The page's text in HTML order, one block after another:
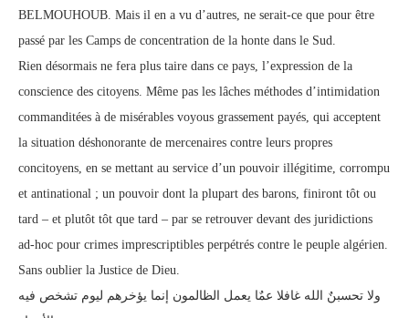
BELMOUHOUB. Mais il en a vu d’autres, ne serait-ce que pour être
passé par les Camps de concentration de la honte dans le Sud.
Rien désormais ne fera plus taire dans ce pays, l’expression de la
conscience des citoyens. Même pas les lâches méthodes d’intimidation
commanditées à de misérables voyous grassement payés, qui acceptent
la situation déshonorante de mercenaires contre leurs propres
concitoyens, en se mettant au service d’un pouvoir illégitime, corrompu
et antinational ; un pouvoir dont la plupart des barons, finiront tôt ou
tard – et plutôt tôt que tard – par se retrouver devant des juridictions
ad-hoc pour crimes imprescriptibles perpétrés contre le peuple algérien.
Sans oublier la Justice de Dieu.
ولا تحسبنٌ الله غافلا عمٌا يعمل الظالمون إنما يؤخرهم ليوم تشخص فيه